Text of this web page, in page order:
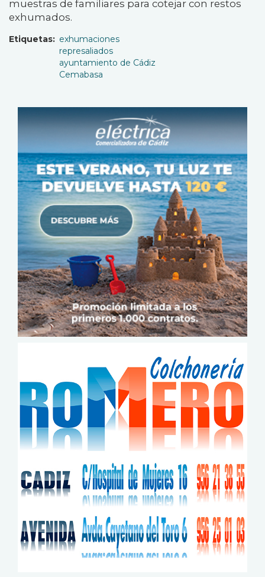
muestras de familiares para cotejar con restos
exhumados.
Etiquetas
exhumaciones
represaliados
ayuntamiento de Cádiz
Cemabasa